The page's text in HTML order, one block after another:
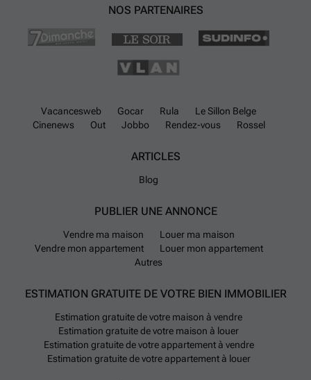
NOS PARTENAIRES
Vacancesweb Gocar Rula
Le Sillon Belge
Cinenews
Out Jobbo Rendez-vous Rossel
ARTICLES
Blog
PUBLIER UNE ANNONCE
Vendre ma maison
Louer ma maison
Vendre mon appartement
Louer mon appartement
Autres
ESTIMATION GRATUITE DE VOTRE BIEN IMMOBILIER
Estimation gratuite de votre maison à vendre
Estimation gratuite de votre maison à louer
Estimation gratuite de votre appartement à vendre
Estimation gratuite de votre appartement à louer